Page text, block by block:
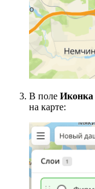
В поле Иконка
на карте: